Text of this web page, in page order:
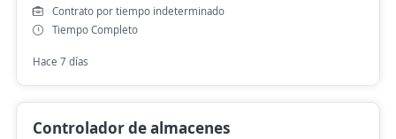
Contrato por tiempo indeterminado
Tiempo Completo
Hace 7 días
Controlador de almacenes